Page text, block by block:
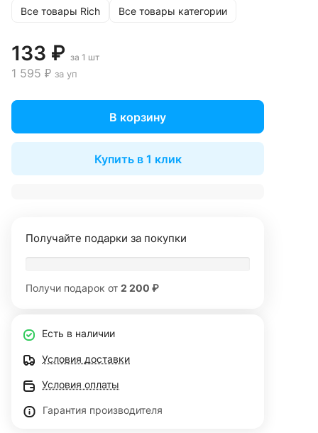
Все товары Rich Все товары категории
133 ₽ за 1 шт
1 595 ₽ за уп
В корзину
Купить в 1 клик
Получайте подарки за покупки
Получи подарок от 2 200 ₽
Есть в наличии
Условия доставки
Условия оплаты
Гарантия производителя